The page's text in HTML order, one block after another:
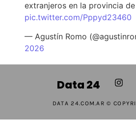
extranjeros en la provincia de
pic.twitter.com/Pppyd23460
— Agustín Romo
2026
Data 24
DATA 24.COM.AR ©